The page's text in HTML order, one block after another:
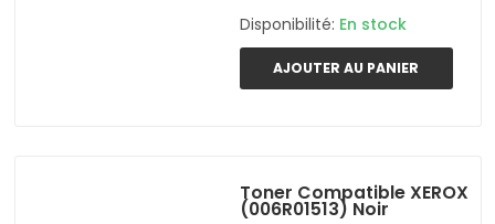
Disponibilité: En stock
AJOUTER AU PANIER
Toner Compatible XEROX
(006R01513) Noir